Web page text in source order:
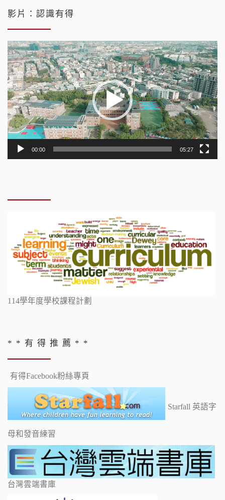
影片：認識有得
視
訊
播
放
器
00:00 05:27
114學年度學校課程計劃
* * 有 得 推 薦 * *
有得Facebook粉絲專頁
Starfall 英語字
母和發音練習
台灣雲端書庫